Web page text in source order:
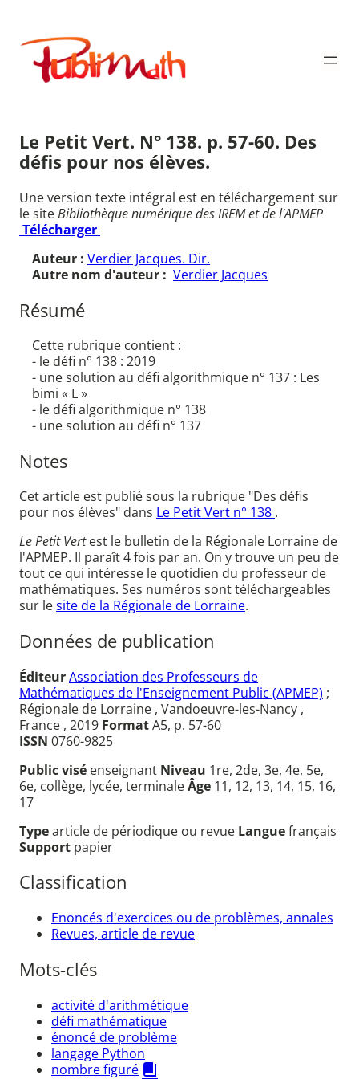
contenu
Publimath
Le Petit Vert. N° 138. p. 57-60. Des
défis pour nos élèves.
Une version texte intégral est en téléchargement sur
le siteBibliothèque numérique des IREM et de l'APMEP
Télécharger
Auteur : Verdier Jacques. Dir.
Autre nom d'auteur : Verdier Jacques
Résumé
Cette rubrique contient :
- le défi n° 138 : 2019
- une solution au défi algorithmique n° 137 : Les
bimi « L »
- le défi algorithmique n° 138
- une solution au défi n° 137
Notes
Cet article est publié sous la rubrique "Des défis
pour nos élèves" dans Le Petit Vert n° 138 .
Le Petit Vertest le bulletin de la Régionale Lorraine de
l'APMEP. Il paraît 4 fois par an. On y trouve un peu de
tout ce qui intéresse le quotidien du professeur de
mathématiques. Ses numéros sont téléchargeables
sur lesite de la Régionale de Lorraine.
Données de publication
ÉditeurAssociation des Professeurs de
Mathématiques de l'Enseignement Public (APMEP) ;
Régionale de Lorraine , Vandoeuvre-les-Nancy ,
France , 2019 FormatA5, p. 57-60
ISSN 0760-9825
Public visé enseignant Niveau 1re, 2de, 3e, 4e, 5e,
6e, collège, lycée, terminaleÂge 11, 12, 13, 14, 15, 16,
17
Typearticle de périodique ou revue Languefrançais
Support papier
Classification
Enoncés d'exercices ou de problèmes, annales
Revues, article de revue
Mots-clés
activité d'arithmétique
défi mathématique
énoncé de problème
langage Python
nombre figuré